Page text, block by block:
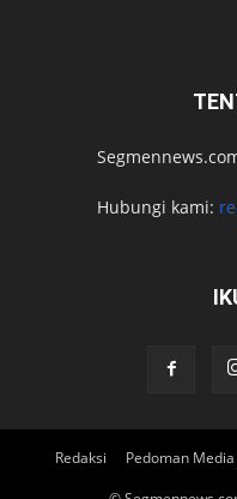
Hubungi kami:
Redaksi Pedoman